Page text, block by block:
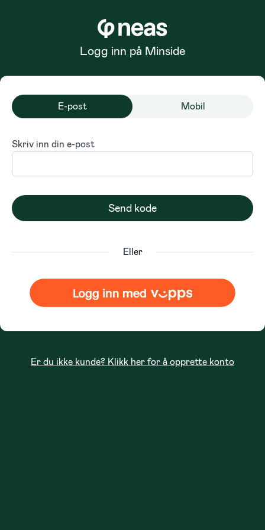
Logg inn på Minside
E-post Mobil
Skriv inn din e-post
Send kode
Eller
Er du ikke kunde? Klikk her for å opprette konto